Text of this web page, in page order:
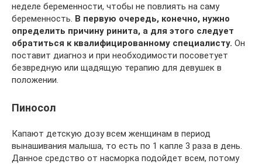
неделе беременности, чтобы не повлиять на саму
беременность. В первую очередь, конечно, нужно
определить причину ринита, а для этого следует
обратиться к квалифицированному специалисту. Он
поставит диагноз и при необходимости посоветует
безвредную или щадящую терапию для девушек в
положении.
Пиносол
Капают детскую дозу всем женщинам в период
вынашивания малыша, то есть по 1 капле 3 раза в день.
Данное средство от насморка подойдет всем, потому